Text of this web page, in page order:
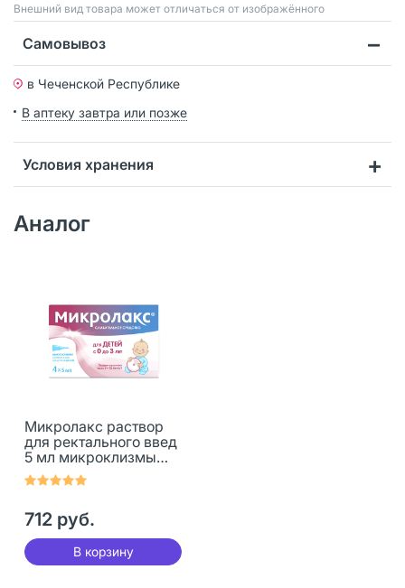
Bнешний вид товара может отличаться от изображённого
Самовывоз
в Чеченской Республике
В аптеку завтра или позже
Условия хранения
Аналог
Микролакс раствор
для ректального введ
5 мл микроклизмы
для детей от 0 до 3
лет 4 шт
712 руб.
В корзину